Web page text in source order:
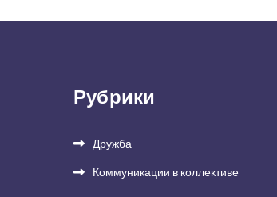
Рубрики
Дружба
Коммуникации в коллективе